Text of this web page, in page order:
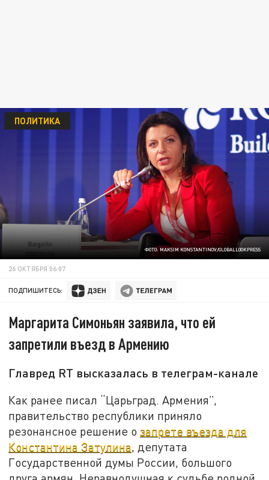
ФОТО: MAKSIM KONSTANTINOV/GLOBALLOOKPRESS
ПОЛИТИКА
26 ОКТЯБРЯ 06:07
ПОДПИШИТЕСЬ:
Маргарита Симоньян заявила, что ей
запретили въезд в Армению
Главред RT высказалась в телеграм-канале
Как ранее писал “Царьград. Армения”,
правительство республики приняло
резонансное решение озапрете въезда для
Константина Затулина, депутата
Государственной думы России, большого